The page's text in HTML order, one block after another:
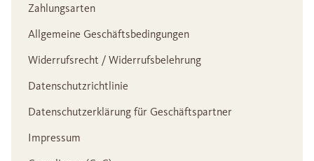
Zahlungsarten
Allgemeine Geschäftsbedingungen
Widerrufsrecht / Widerrufsbelehrung
Datenschutzrichtlinie
Datenschutzerklärung für Geschäftspartner
Impressum